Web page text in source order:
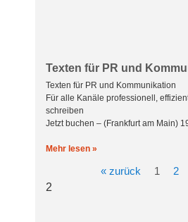
Texten für PR und
Texten für PR und Kommunikation
Für alle Kanäle professionell,
schreiben
Jetzt buchen – (Frankfurt am Main)
Mehr lesen »
« zurück 1 2